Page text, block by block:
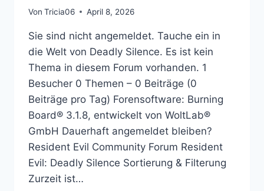
Von Tricia06 April 8, 2026
Sie sind nicht angemeldet. Tauche ein in
die Welt von Deadly Silence. Es ist kein
Thema in diesem Forum vorhanden. 1
Besucher 0 Themen – 0 Beiträge (0
Beiträge pro Tag) Forensoftware: Burning
Board® 3.1.8, entwickelt von WoltLab®
GmbH Dauerhaft angemeldet bleiben?
Resident Evil Community Forum Resident
Evil: Deadly Silence Sortierung & Filterung
Zurzeit ist…